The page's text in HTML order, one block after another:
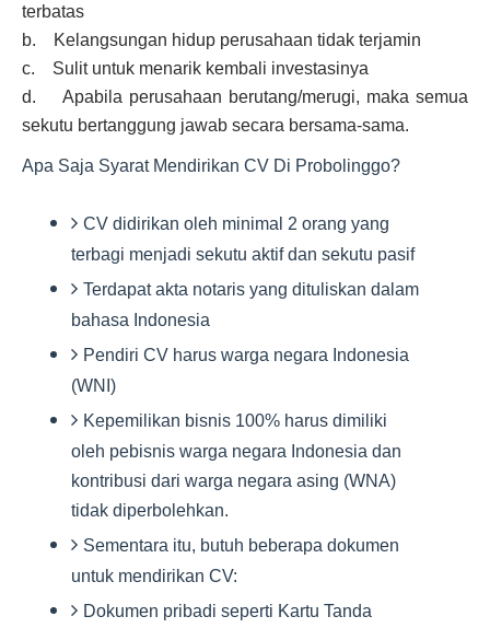
terbatas
b. Kelangsungan hidup perusahaan tidak terjamin
c. Sulit untuk menarik kembali investasinya
d. Apabila perusahaan berutang/merugi, maka semua
sekutu bertanggung jawab secara bersama-sama.
Apa Saja Syarat Mendirikan CV Di Probolinggo?
CV didirikan oleh minimal 2 orang yang
terbagi menjadi sekutu aktif dan sekutu pasif
Terdapat akta notaris yang dituliskan dalam
bahasa Indonesia
Pendiri CV harus warga negara Indonesia
(WNI)
Kepemilikan bisnis 100% harus dimiliki
oleh pebisnis warga negara Indonesia dan
kontribusi dari warga negara asing (WNA)
tidak diperbolehkan.
Sementara itu, butuh beberapa dokumen
untuk mendirikan CV:
Dokumen pribadi seperti Kartu Tanda